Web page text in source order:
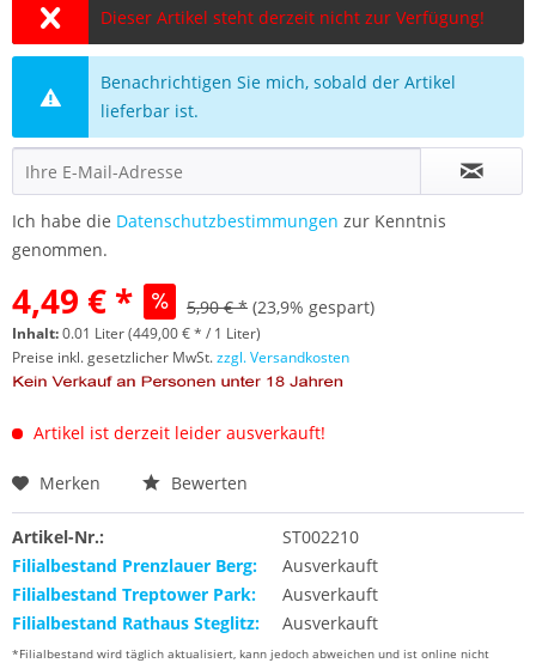
Dieser Artikel steht derzeit nicht zur Verfügung!
Benachrichtigen Sie mich, sobald der Artikel
lieferbar ist.
Ich habe die Datenschutzbestimmungen zur Kenntnis
genommen.
4,49 € * 5,90 € * (23,9% gespart)
Inhalt:0.01 Liter (449,00 € * / 1 Liter)
Preise inkl. gesetzlicher MwSt.zzgl. Versandkosten
Artikel ist derzeit leider ausverkauft!
Merken Bewerten
Artikel-Nr.:
ST002210
Filialbestand Prenzlauer Berg:
Ausverkauft
Filialbestand Treptower Park:
Ausverkauft
Filialbestand Rathaus Steglitz:
Ausverkauft
*Filialbestand wird täglich aktualisiert, kann jedoch abweichen und ist online nicht